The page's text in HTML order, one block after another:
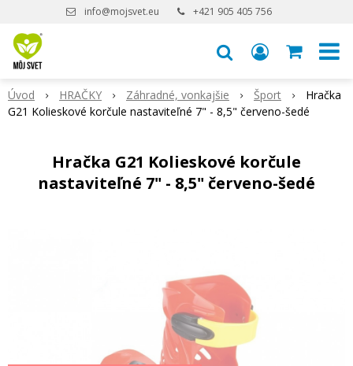
info@mojsvet.eu +421 905 405 756
Úvod HRAČKY Záhradné, vonkajšie Šport
Hračka
G21 Kolieskové korčule nastaviteľné 7" - 8,5" červeno-šedé
Hračka G21 Kolieskové korčule
nastaviteľné 7" - 8,5" červeno-šedé